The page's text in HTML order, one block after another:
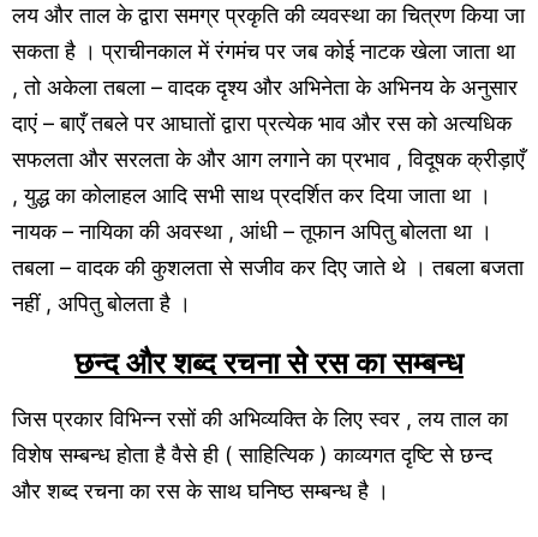
लय और ताल के द्वारा समग्र प्रकृति की व्यवस्था का चित्रण किया जा
सकता है । प्राचीनकाल में रंगमंच पर जब कोई नाटक खेला जाता था
, तो अकेला तबला – वादक दृश्य और अभिनेता के अभिनय के अनुसार
दाएं – बाएँ तबले पर आघातों द्वारा प्रत्येक भाव और रस को अत्यधिक
सफलता और सरलता के और आग लगाने का प्रभाव , विदूषक क्रीड़ाएँ
, युद्ध का कोलाहल आदि सभी साथ प्रदर्शित कर दिया जाता था ।
नायक – नायिका की अवस्था , आंधी – तूफान अपितु बोलता था ।
तबला – वादक की कुशलता से सजीव कर दिए जाते थे । तबला बजता
नहीं , अपितु बोलता है ।
छन्द और शब्द रचना से रस का सम्बन्ध
जिस प्रकार विभिन्न रसों की अभिव्यक्ति के लिए स्वर , लय ताल का
विशेष सम्बन्ध होता है वैसे ही ( साहित्यिक ) काव्यगत दृष्टि से छन्द
और शब्द रचना का रस के साथ घनिष्ठ सम्बन्ध है ।